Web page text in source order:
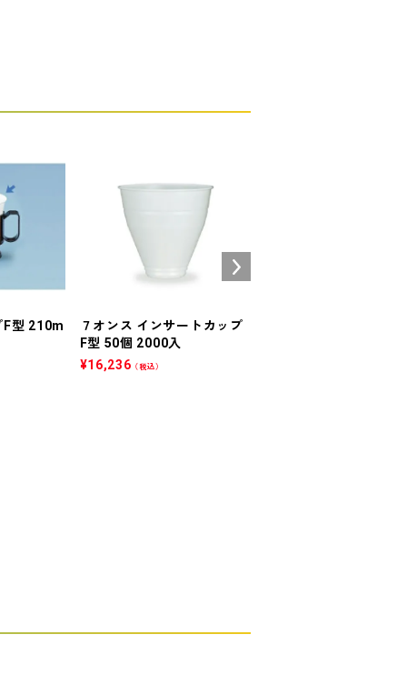
F型 210m
７オンス インサートカップ
F型 50個 2000入
¥16,236 （税込）